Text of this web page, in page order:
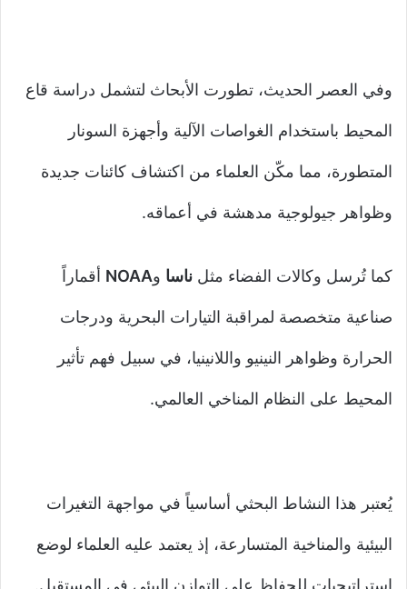
وفي العصر الحديث، تطورت الأبحاث لتشمل دراسة قاع
المحيط باستخدام الغواصات الآلية وأجهزة السونار
المتطورة، مما مكّن العلماء من اكتشاف كائنات جديدة
وظواهر جيولوجية مدهشة في أعماقه.
كما تُرسل وكالات الفضاء مثل ناسا وNOAA أقماراً
صناعية متخصصة لمراقبة التيارات البحرية ودرجات
الحرارة وظواهر النينيو واللانينيا، في سبيل فهم تأثير
المحيط على النظام المناخي العالمي.
يُعتبر هذا النشاط البحثي أساسياً في مواجهة التغيرات
البيئية والمناخية المتسارعة، إذ يعتمد عليه العلماء لوضع
استراتيجيات للحفاظ على التوازن البيئي في المستقبل.